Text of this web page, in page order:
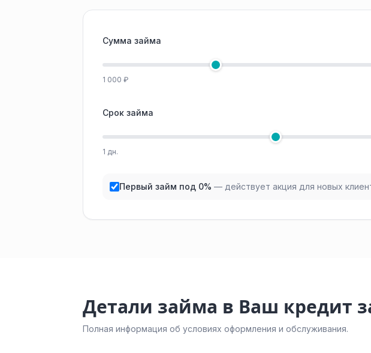
Сумма займа
1 000 ₽
Срок займа
1 дн.
Первый займ под 0% — действует акция для новых
Детали займа в Ваш кредит
Полная информация об условиях оформления и обслуживания.